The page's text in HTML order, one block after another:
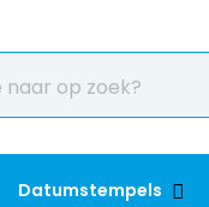
Datumstempels